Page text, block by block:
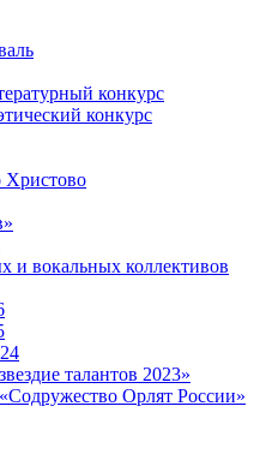
конкурс
конкурс
Христово
и вокальных коллективов
талантов 2023»
Орлят России»